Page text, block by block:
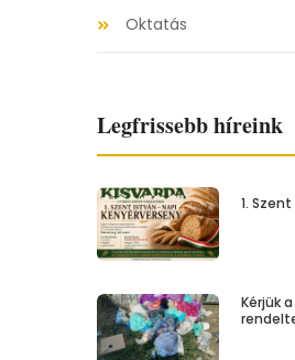
Oktatás
Legfrissebb híreink
1.
Kérjük